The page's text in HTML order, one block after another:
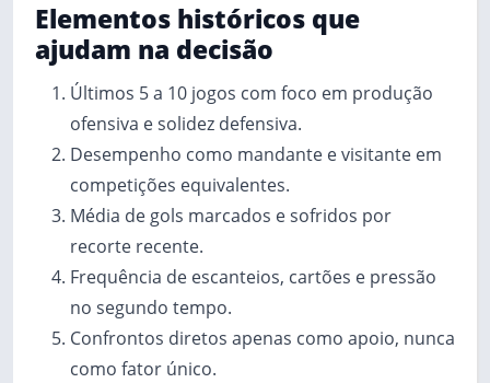
Elementos históricos que
ajudam na decisão
Últimos 5 a 10 jogos com foco em produção
ofensiva e solidez defensiva.
Desempenho como mandante e visitante em
competições equivalentes.
Média de gols marcados e sofridos por
recorte recente.
Frequência de escanteios, cartões e pressão
no segundo tempo.
Confrontos diretos apenas como apoio, nunca
como fator único.